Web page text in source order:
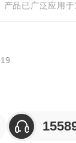
品已广泛应用于
矿等领域。